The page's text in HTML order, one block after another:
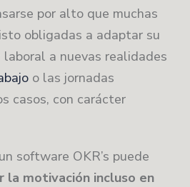
por alto que muchas
obligadas a adaptar su
a nuevas realidades
o las jornadas
casos, con carácter
software OKR’s puede
la motivación incluso en